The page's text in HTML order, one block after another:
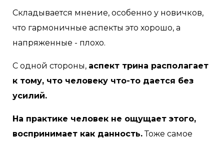
Складывается мнение, особенно у новичков,
что гармоничные аспекты это хорошо, а
напряженные - плохо.
С одной стороны, аспект трина располагает
к тому, что человеку что-то дается без
усилий.
На практике человек не ощущает этого,
воспринимает как данность.Тоже самое